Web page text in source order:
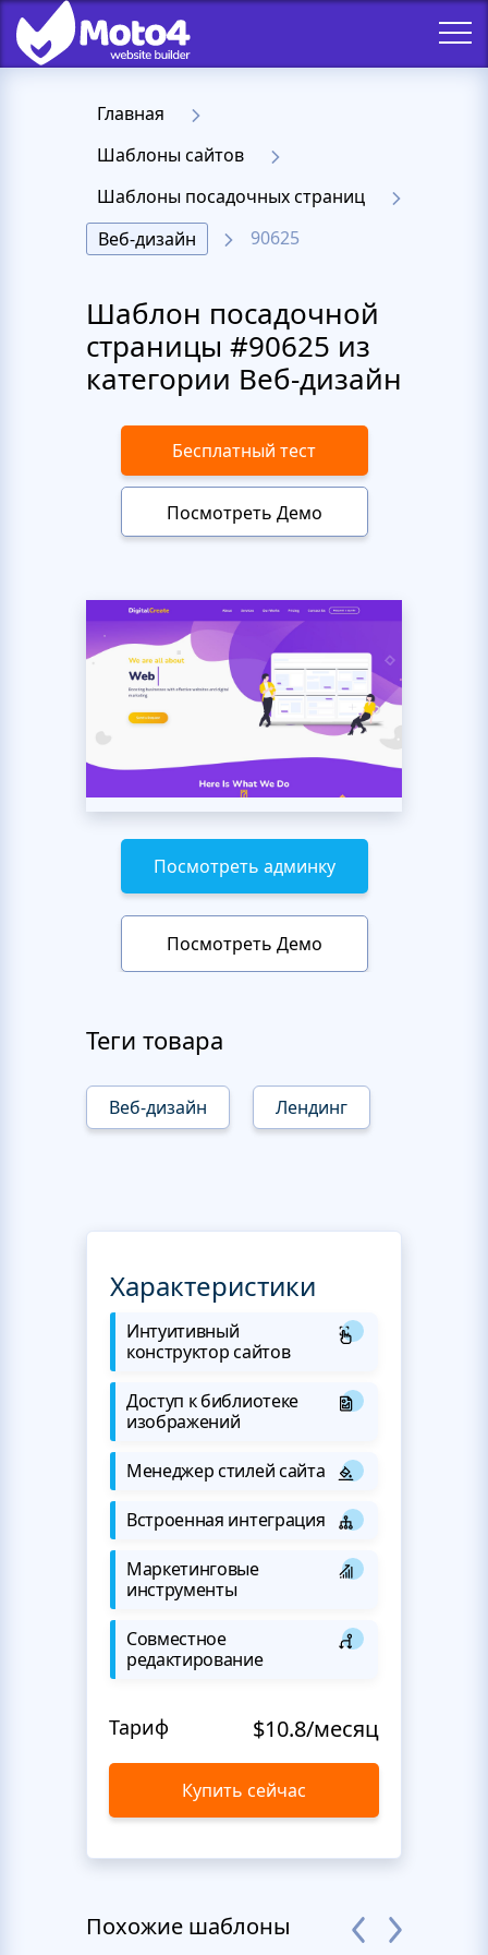
Главная
Шаблоны сайтов
Шаблоны посадочных страниц
Веб-дизайн
90625
Шаблон посадочной
страницы #90625 из
категории Веб-дизайн
Бесплатный тест
Посмотреть Демо
Посмотреть админку
Посмотреть Демо
Теги товара
Веб-дизайн Лендинг
Характеристики
Интуитивный
конструктор сайтов
Доступ к библиотеке
изображений
Менеджер стилей сайта
Встроенная интеграция
Маркетинговые
инструменты
Совместное
редактирование
Тариф $10.8/месяц
Купить сейчас
Похожие шаблоны